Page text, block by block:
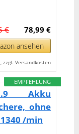
78,99 €
€
ansehen
zzgl. Versandkosten
EMPFEHLUNG
Akku
ohne
/min